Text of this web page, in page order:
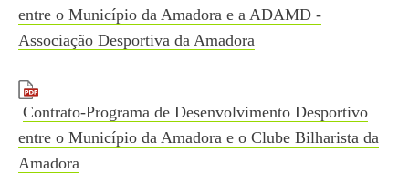
entre o Município da Amadora e a ADAMD -
Associação Desportiva da Amadora
Contrato-Programa de Desenvolvimento Desportivo
entre o Município da Amadora e o Clube Bilharista da
Amadora